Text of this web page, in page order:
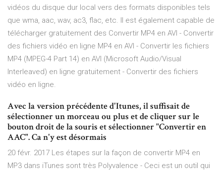
vidéos du disque dur local vers des formats disponibles tels
que wma, aac, wav, ac3, flac, etc. Il est également capable de
télécharger gratuitement des Convertir MP4 en AVI - Convertir
des fichiers vidéo en ligne MP4 en AVI - Convertir les fichiers
MP4 (MPEG-4 Part 14) en AVI (Microsoft Audio/Visual
Interleaved) en ligne gratuitement - Convertir des fichiers
vidéo en ligne.
Avec la version précédente d'Itunes, il suffisait de
sélectionner un morceau ou plus et de cliquer sur le
bouton droit de la souris et sélectionner "Convertir en
AAC". Ca n'y est désormais
20 févr. 2017 Les étapes sur la façon de convertir MP4 en
MP3 dans iTunes sont très Polyvalence - Ceci est un outil qui